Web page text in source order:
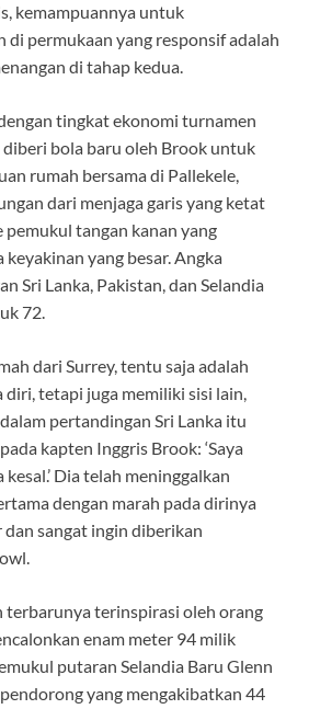
kemampuannya untuk
di permukaan yang responsif adalah
di tahap kedua.
tingkat ekonomi turnamen
bola baru oleh Brook untuk
rumah bersama di Pallekele,
dari menjaga garis yang ketat
tangan kanan yang
yang besar. Angka
Sri Lanka, Pakistan, dan Selandia
72.
dari Surrey, tentu saja adalah
diri, tetapi juga memiliki sisi lain,
pertandingan Sri Lanka itu
kapten Inggris Brook: ‘Saya
Dia telah meninggalkan
dengan marah pada dirinya
sangat ingin diberikan
terbarunya terinspirasi oleh orang
enam meter 94 milik
putaran Selandia Baru Glenn
yang mengakibatkan 44